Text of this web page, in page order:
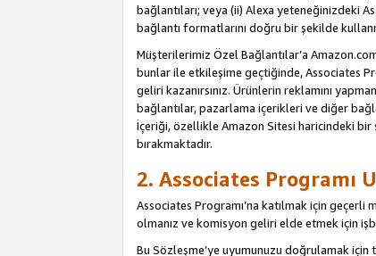
bağlantıları; veya (ii) Alexa yeteneğinizdeki
bağlantı formatlarını doğru bir şekilde
Müşterilerimiz Özel Bağlantılar’a
bunlar ile etkileşime geçtiğinde, Associates
geliri kazanırsınız. Ürünlerin reklamını
bağlantılar, pazarlama içerikleri ve diğer
İçeriği, özellikle Amazon Sitesi haricindeki
bırakmaktadır.
2. Associates Programı
Associates Programı’na katılmak için geçerli
olmanız ve komisyon geliri elde etmek için
Bu Sözleşme’ye uyumunuzu doğrulamak